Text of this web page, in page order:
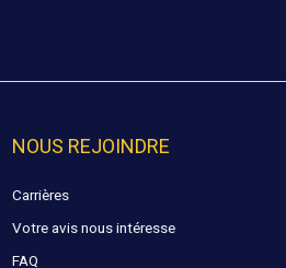
NOUS REJOINDRE
Carrières
Votre avis nous intéresse
FAQ